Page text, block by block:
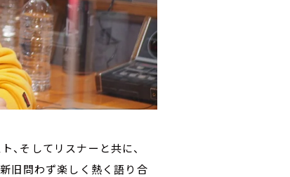
そしてリスナーと共に、
新旧問わず楽しく熱く語り合